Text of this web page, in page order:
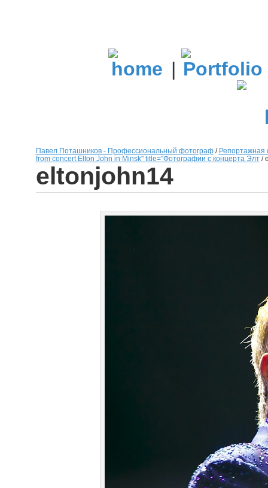
|
Павел Поташников - Профессиональный фотограф/ Репортажная
from concert Elton John in Minsk" title="Фотографии с концерта Элт/
eltonjohn14